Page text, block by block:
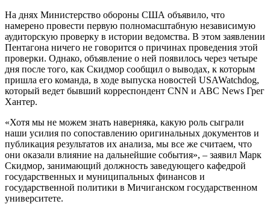
На днях Министерство обороны США объявило, что
намерено провести первую полномасштабную независимую
аудиторскую проверку в истории ведомства. В этом заявлении
Пентагона ничего не говорится о причинах проведения этой
проверки. Однако, объявление о ней появилось через четыре
дня после того, как Скидмор сообщил о выводах, к которым
пришла его команда, в ходе выпуска новостей USAWatchdog,
который ведет бывший корреспондент CNN и ABC News Грег
Хантер.
«Хотя мы не можем знать наверняка, какую роль сыграли
наши усилия по сопоставлению оригинальных документов и
публикация результатов их анализа, мы все же считаем, что
они оказали влияние на дальнейшие события», – заявил Марк
Скидмор, занимающий должность заведующего кафедрой
государственных и муниципальных финансов и
государственной политики в Мичиганском государственном
университете.